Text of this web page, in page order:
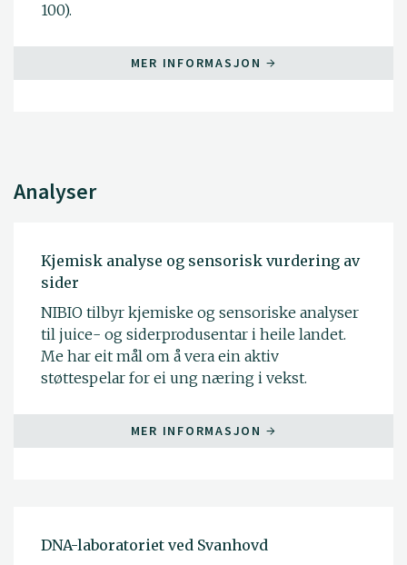
100).
MER INFORMASJON
Analyser
Kjemisk analyse og sensorisk vurdering av
sider
NIBIO tilbyr kjemiske og sensoriske analyser
til juice- og siderprodusentar i heile landet.
Me har eit mål om å vera ein aktiv
støttespelar for ei ung næring i vekst.
MER INFORMASJON
DNA-laboratoriet ved Svanhovd